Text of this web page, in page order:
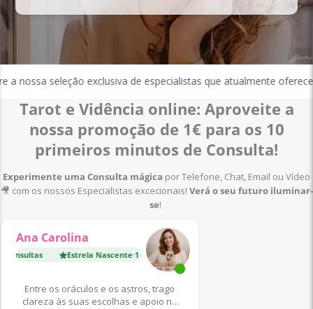
seleção exclusiva de especialistas que atualmente oferecem
Tarot e Vidência online: Aproveite a
nossa promoção de 1€ para os 10
primeiros minutos de Consulta!
Experimente uma Consulta mágica por Telefone, Chat, Email ou Vídeo
🎥 com os nossos Especialistas excecionais! Verá oseu futuro iluminar-
se!
Ana Carolina
Estrela Nascente·1 600 Consultas
Entre os oráculos e os astros, trago
clareza às suas escolhas e apoio no